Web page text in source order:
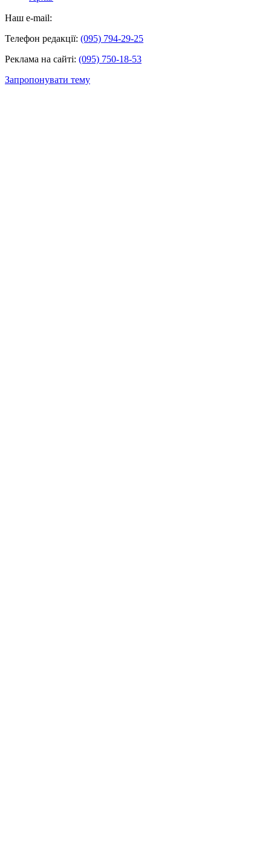
Наш e-mail:
Телефон редакції: (095) 794-29-25
Реклама на сайті: (095) 750-18-53
Запропонувати тему